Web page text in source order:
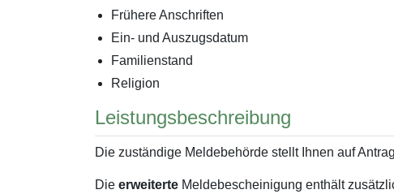
Frühere Anschriften
Ein- und Auszugsdatum
Familienstand
Religion
Leistungsbeschreibung
Die zuständige Meldebehörde stellt Ihnen auf
Die erweiterte Meldebescheinigung enthält